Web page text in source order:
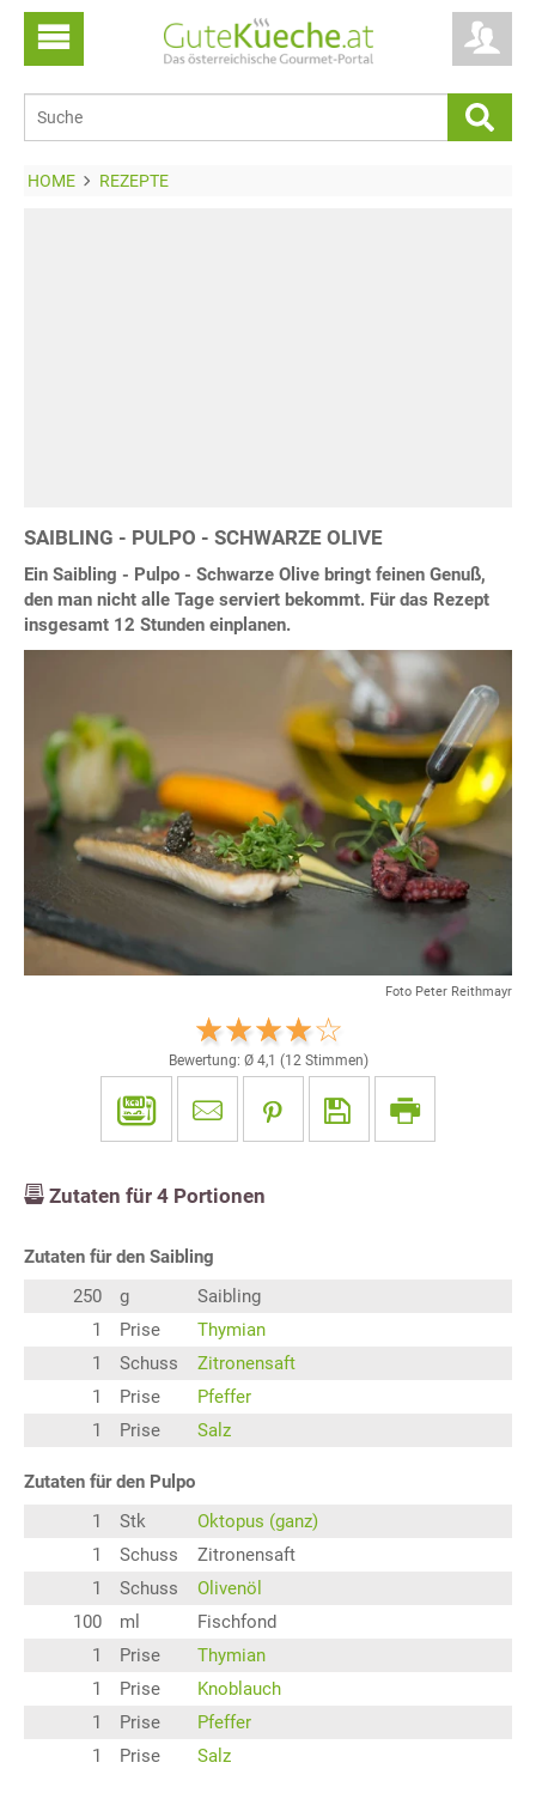
HOME REZEPTE
SAIBLING - PULPO - SCHWARZE OLIVE
Ein Saibling - Pulpo - Schwarze Olive bringt feinen Genuß,
den man nicht alle Tage serviert bekommt. Für das Rezept
insgesamt 12 Stunden einplanen.
Foto Peter Reithmayr
Bewertung: Ø 4,1 (12Stimmen)
Zutaten für 4 Portionen
Zutaten für den Saibling
250
g
Saibling
1
Prise
Thymian
1
Schuss
Zitronensaft
1
Prise
Pfeffer
1
Prise Salz
Zutaten für den Pulpo
1
Stk
Oktopus (ganz)
1
Schuss
Zitronensaft
1
Schuss
Olivenöl
100
ml
Fischfond
1
Prise
Thymian
1
Prise
Knoblauch
1
Prise
Pfeffer
1
Prise Salz